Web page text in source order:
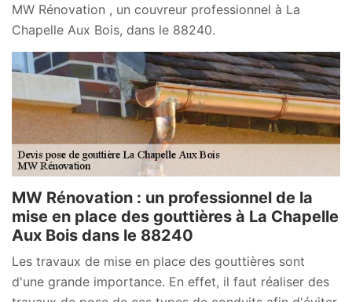
MW Rénovation , un couvreur professionnel à La
Chapelle Aux Bois, dans le 88240.
MW Rénovation : un professionnel de la
mise en place des gouttières à La Chapelle
Aux Bois dans le 88240
Les travaux de mise en place des gouttières sont
d'une grande importance. En effet, il faut réaliser des